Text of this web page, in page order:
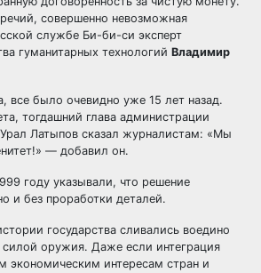
совершенно невозможная
службе Би-би-си эксперт
гуманитарных технологий Владимир
все было очевидно уже 15 лет назад.
тогдашний глава администрации
Урал Латыпов сказал журналистам: «Мы
— добавил он.
году указывали, что решение
и без проработки деталей.
государства сливались воедино
силой оружия. Даже если интеграция
экономическим интересам стран и